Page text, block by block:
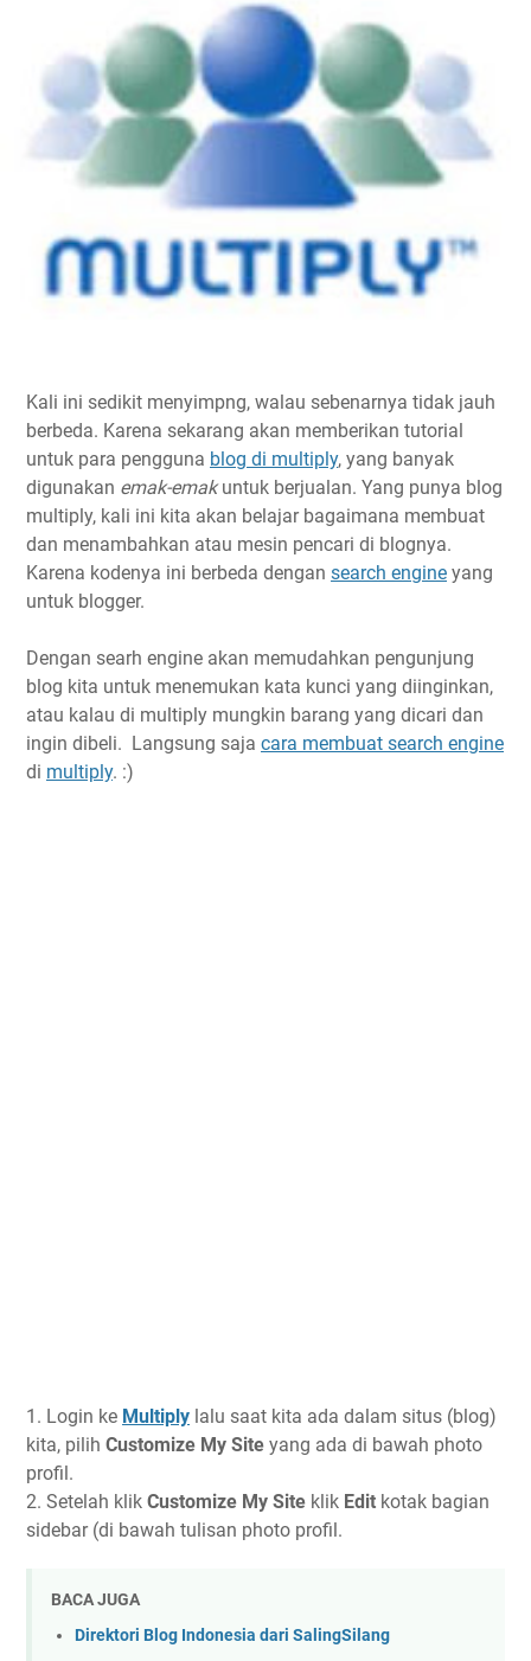
Kali ini sedikit menyimpng, walau sebenarnya tidak jauh
berbeda. Karena sekarang akan memberikan tutorial
untuk para pengguna blog di multiply, yang banyak
digunakan emak-emakuntuk berjualan. Yang punya blog
multiply, kali ini kita akan belajar bagaimana membuat
dan menambahkan atau mesin pencari di blognya.
Karena kodenya ini berbeda dengan search engine yang
untuk blogger.
Dengan searh engine akan memudahkan pengunjung
blog kita untuk menemukan kata kunci yang diinginkan,
atau kalau di multiply mungkin barang yang dicari dan
ingin dibeli. Langsung saja cara membuat search engine
di multiply. :)
1. Login ke Multiply lalu saat kita ada dalam situs (blog)
kita, pilih Customize My Site yang ada di bawah photo
profil.
2. Setelah klik Customize My Site klik Edit kotak bagian
sidebar (di bawah tulisan photo profil.
BACA JUGA
Direktori Blog Indonesia dari SalingSilang